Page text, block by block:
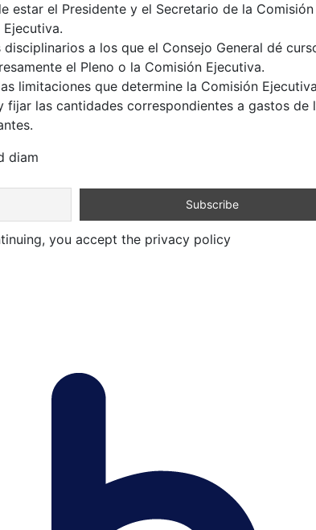
estar el Presidente y el Secretario de la
a los que el Consejo General dé
el Pleno o la Comisión Ejecutiva.
limitaciones que determine la Comisión
las cantidades correspondientes a gastos
diam
you accept the privacy policy